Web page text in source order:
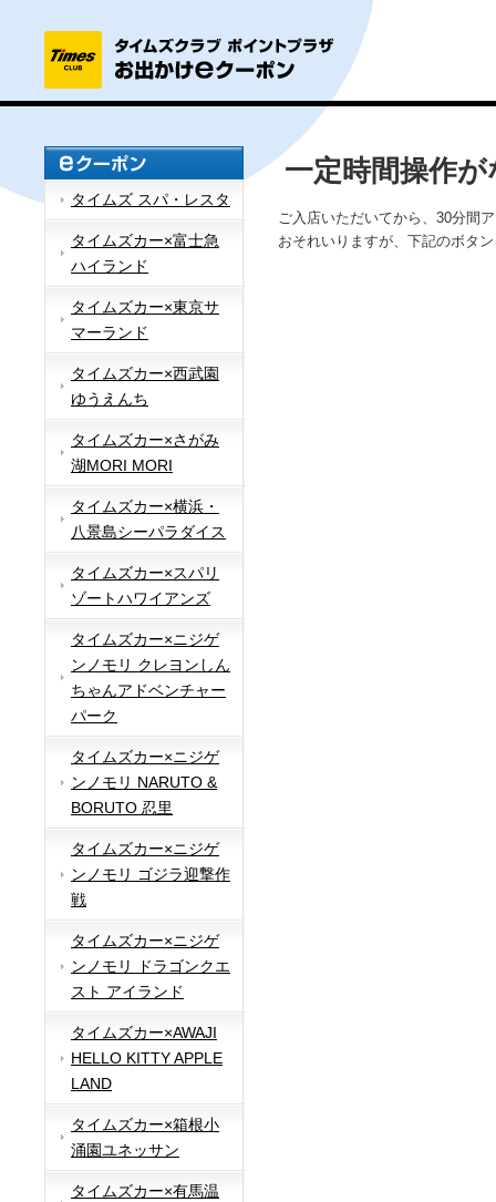
タイムズ スパ・レスタ
タイムズカー×富士急
ハイランド
タイムズカー×東京サ
マーランド
タイムズカー×西武園
ゆうえんち
タイムズカー×さがみ
湖MORI MORI
タイムズカー×横浜・
八景島シーパラダイス
タイムズカー×スパリ
ゾートハワイアンズ
タイムズカー×ニジゲ
ンノモリ クレヨンしん
ちゃんアドベンチャー
パーク
タイムズカー×ニジゲ
ンノモリ NARUTO &
BORUTO 忍里
タイムズカー×ニジゲ
ンノモリ ゴジラ迎撃作
戦
タイムズカー×ニジゲ
ンノモリ ドラゴンクエ
スト アイランド
タイムズカー×AWAJI
HELLO KITTY APPLE
LAND
タイムズカー×箱根小
涌園ユネッサン
タイムズカー×有馬温
一定時間操作
ご入店いただいてから、30分間
おそれいりますが、下記のボタ